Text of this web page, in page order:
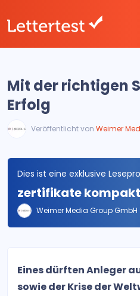
Mit der richtigen
Erfolg
Veröffentlicht von Weimer
Dies ist eine exklusive
zertifikate kompakt
Weimer Media Group GmbH
Eines dürften Anleger
sowie der Krise der